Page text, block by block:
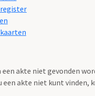
akte niet gevonden
een akte niet kunt